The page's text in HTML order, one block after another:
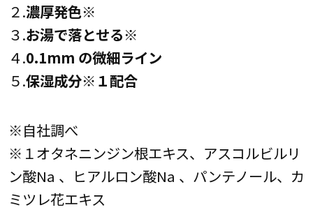
２.濃厚発色※
３.お湯で落とせる※
４.0.1mm の微細ライン
５.保湿成分※１配合
※自社調べ
※１オタネニンジン根エキス、アスコルビルリ
ン酸Na 、ヒアルロン酸Na 、パンテノール、カ
ミツレ花エキス